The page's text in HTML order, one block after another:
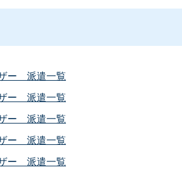
ー 派遣一覧
ー 派遣一覧
ー 派遣一覧
ー 派遣一覧
ー 派遣一覧